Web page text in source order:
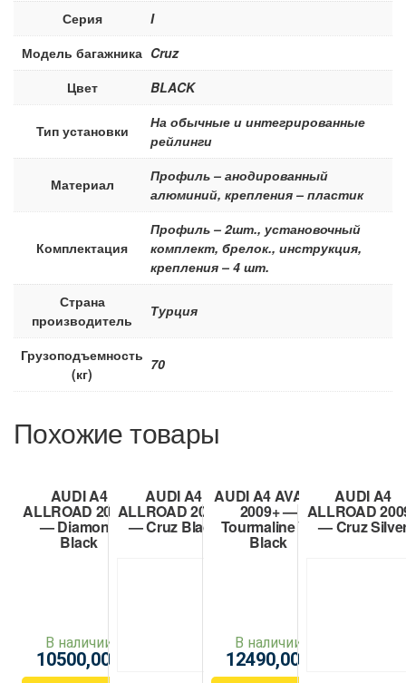
Серия
I
Модель багажника Cruz
Цвет
BLACK
Тип установки
На обычные и интегрированные
рейлинги
Материал
Профиль – анодированный
алюминий, крепления – пластик
Комплектация
Профиль – 2шт., установочный
комплект, брелок., инструкция,
крепления – 4 шт.
Страна
производитель
Турция
Грузоподъемность
(кг)
70
Похожие товары
AUDI A4
ALLROAD 2009+
— Diamond
Black
В наличии
10500,00
AUDI A4
ALLROAD 2009+
— Cruz Black
AUDI A4 AVANT
2009+ —
Tourmaline V2
Black
В наличии
12490,00
AUDI A4
ALLROAD
— Cruz